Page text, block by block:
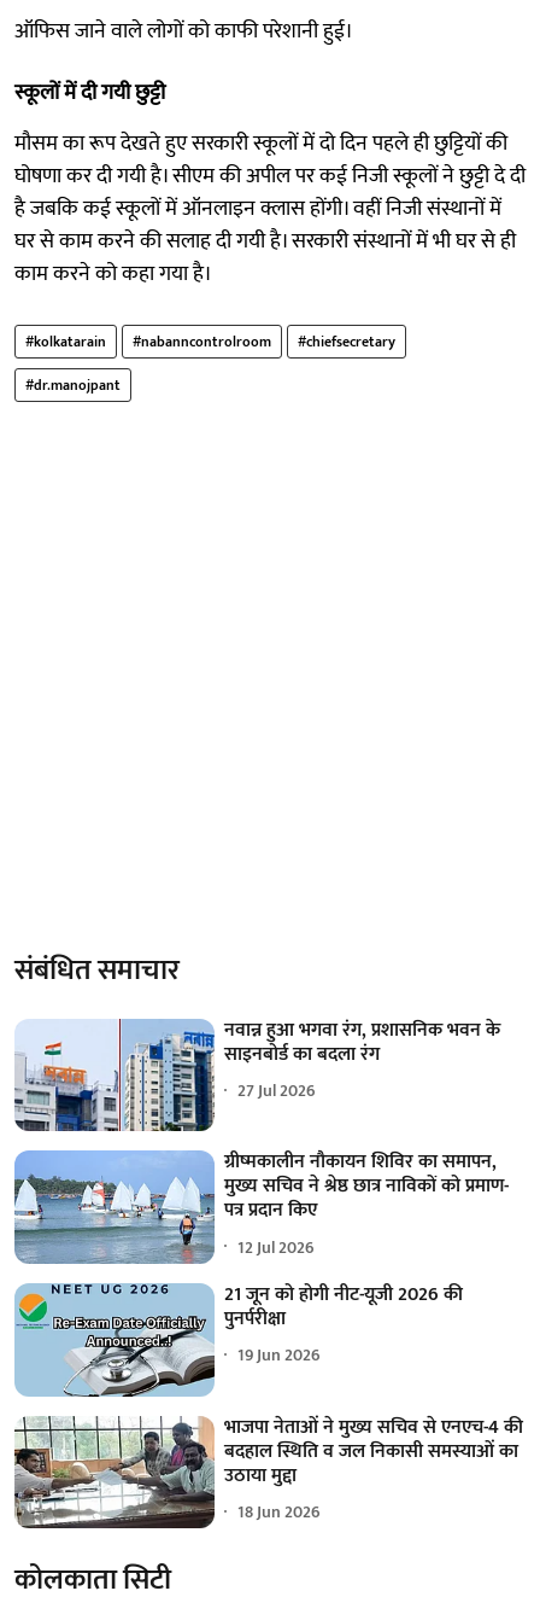
ऑफिस जाने वाले लोगों को काफी परेशानी हुई।
स्कूलों में दी गयी छुट्टी
मौसम का रूप देखते हुए सरकारी स्कूलों में दो दिन पहले ही छुट्टियों की
घोषणा कर दी गयी है। सीएम की अपील पर कई निजी स्कूलों ने छुट्टी दे दी
है जबकि कई स्कूलों में ऑनलाइन क्लास होंगी। वहीं निजी संस्थानों में
घर से काम करने की सलाह दी गयी है। सरकारी संस्थानों में भी घर से ही
काम करने को कहा गया है।
#kolkatarain #nabanncontrolroom
#chiefsecretary
#dr.manojpant
संबंधित समाचार
नवान्न हुआ भगवा रंग, प्रशासनिक भवन के
साइनबोर्ड का बदला रंग
27 Jul 2026
ग्रीष्मकालीन नौकायन शिविर का समापन,
मुख्य सचिव ने श्रेष्ठ छात्र नाविकों को प्रमाण-
पत्र प्रदान किए
12 Jul 2026
21 जून को होगी नीट-यूजी 2026 की
पुनर्परीक्षा
19 Jun 2026
भाजपा नेताओं ने मुख्य सचिव से एनएच-4 की
बदहाल स्थिति व जल निकासी समस्याओं का
उठाया मुद्दा
18 Jun 2026
कोलकाता सिटी